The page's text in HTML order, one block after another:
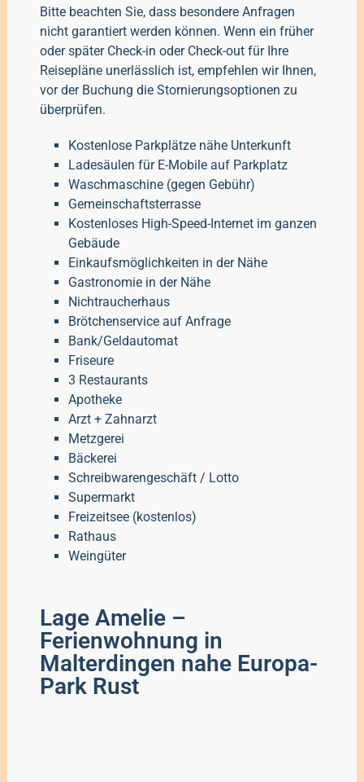
Bitte beachten Sie, dass besondere Anfragen
nicht garantiert werden können. Wenn ein früher
oder später Check-in oder Check-out für Ihre
Reisepläne unerlässlich ist, empfehlen wir Ihnen,
vor der Buchung die Stornierungsoptionen zu
überprüfen.
Kostenlose Parkplätze nähe Unterkunft
Ladesäulen für E-Mobile auf Parkplatz
Waschmaschine (gegen Gebühr)
Gemeinschaftsterrasse
Kostenloses High-Speed-Internet im ganzen
Gebäude
Einkaufsmöglichkeiten in der Nähe
Gastronomie in der Nähe
Nichtraucherhaus
Brötchenservice auf Anfrage
Bank/Geldautomat
Friseure
3 Restaurants
Apotheke
Arzt + Zahnarzt
Metzgerei
Bäckerei
Schreibwarengeschäft / Lotto
Supermarkt
Freizeitsee (kostenlos)
Rathaus
Weingüter
Lage Amelie –
Ferienwohnung in
Malterdingen nahe Europa-
Park Rust